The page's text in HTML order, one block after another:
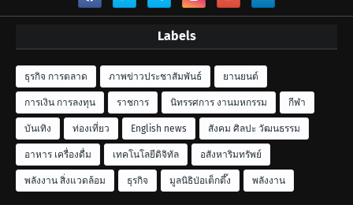
Labels
ธุรกิจ การตลาด ภาพข่าวประชาสัมพันธ์ ยานยนต์
การเงิน การลงทุน ราชการ นิทรรศการ งานมหกรรม กีฬา
บันเทิง ท่องเที่ยว English news สังคม ศิลปะ วัฒนธรรม
อาหาร เครื่องดื่ม เทคโนโลยีดิจิทัล อสังหาริมทรัพย์
พลังงาน สิ่งแวดล้อม ธุรกิจ มูลนิธิป่อเต็กตึ๊ง พลังงาน